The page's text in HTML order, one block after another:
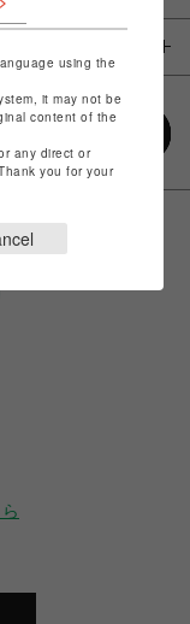
using the
it may not be
content of the
any direct or
you for your